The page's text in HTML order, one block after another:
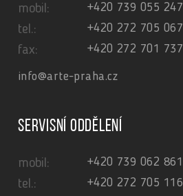
mobil: +420 739 055 247
tel.: +420 272 705 067
fax: +420 272 701 737
info@arte-praha.cz
Servisní oddělení
mobil: +420 739 062 861
tel.: +420 272 705 116